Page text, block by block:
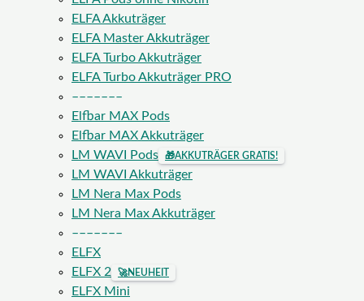
ELFA Akkuträger
ELFA Master Akkuträger
ELFA Turbo Akkuträger
ELFA Turbo Akkuträger PRO
–––––––
Elfbar MAX Pods
Elfbar MAX Akkuträger
LM WAVI Pods
🎁AKKUTRÄGER GRATIS!
LM WAVI Akkuträger
LM Nera Max Pods
LM Nera Max Akkuträger
–––––––
ELFX
ELFX 2
🚀NEUHEIT
ELFX Mini